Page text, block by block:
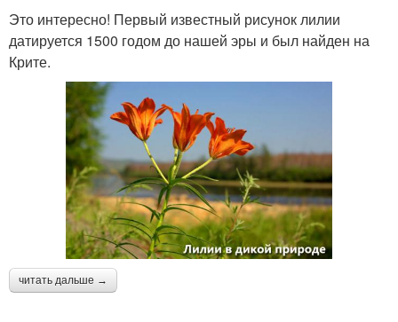
Это интересно! Первый известный рисунок лилии
датируется 1500 годом до нашей эры и был найден на
Крите.
читать дальше →